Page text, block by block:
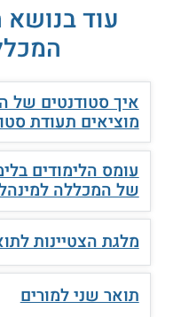
עוד
איך סטודנטים של
מוציאים תעודת
עומס הלימודים
של המכללה
מלגת הצטיינות
תואר שני למורים